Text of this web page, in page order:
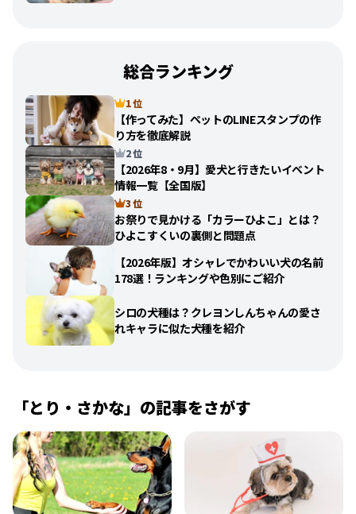
総合ランキング
1 位
【作ってみた】ペットのLINEスタンプの作
り方を徹底解説
2 位
【2026年8・9月】愛犬と行きたいイベント
情報一覧【全国版】
3 位
お祭りで見かける「カラーひよこ」とは？
ひよこすくいの裏側と問題点
【2026年版】オシャレでかわいい犬の名前
178選！ランキングや色別にご紹介
シロの犬種は？クレヨンしんちゃんの愛さ
れキャラに似た犬種を紹介
「とり・さかな」の記事をさがす